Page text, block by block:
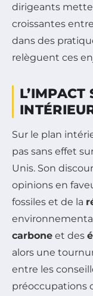
dirigeants
croissantes
dans des
relèguent ces
L’IMPACT
Sur le plan
pas sans effet
Unis. Son
opinions en
fossiles et de la
carbone et des
alors une
entre les
préoccupations